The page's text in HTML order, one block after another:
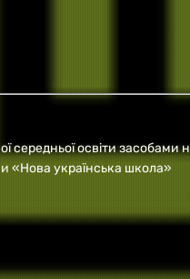
середньої освіти
«Нова українська школа»